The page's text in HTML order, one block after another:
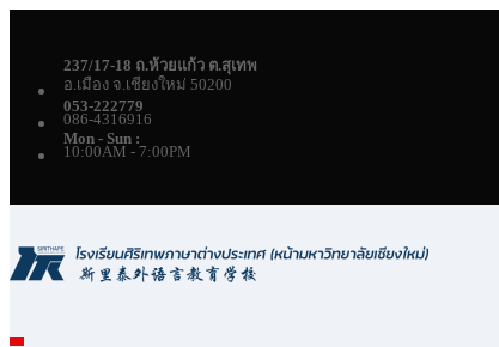
237/17-18 ถ.ห้วยแก้ว ต.สุเทพ
อ.เมือง จ.เชียงใหม่ 50200
053-222779
086-4316916
Mon - Sun :
10:00AM - 7:00PM